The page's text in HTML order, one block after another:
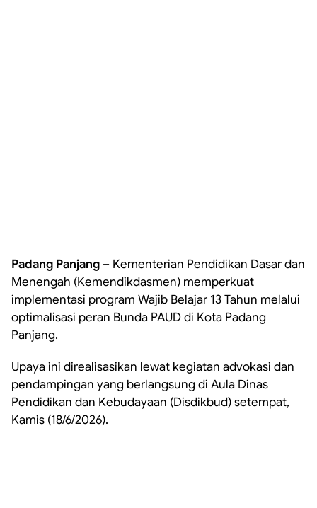
Padang Panjang – Kementerian Pendidikan Dasar dan
Menengah (Kemendikdasmen) memperkuat
implementasi program Wajib Belajar 13 Tahun melalui
optimalisasi peran Bunda PAUD di Kota Padang
Panjang.
Upaya ini direalisasikan lewat kegiatan advokasi dan
pendampingan yang berlangsung di Aula Dinas
Pendidikan dan Kebudayaan (Disdikbud) setempat,
Kamis (18/6/2026).